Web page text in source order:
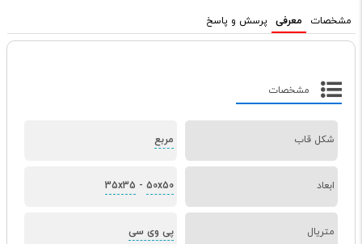
مشخصات معرفی پرسش و پاسخ
مشخصات
شکل قاب مربع
ابعاد 35x35 - 50x50
متریال پی وی سی